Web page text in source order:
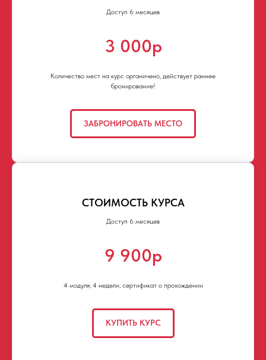
Доступ 6 месяцев
3 000р
Количество мест на курс органичено, действует раннее
бронирование!
ЗАБРОНИРОВАТЬ МЕСТО
СТОИМОСТЬ КУРСА
Доступ 6 месяцев
9 900р
4 модуля, 4 недели, сертификат о прохождении
КУПИТЬ КУРС